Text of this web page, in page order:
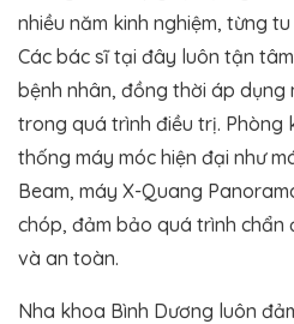
nhiều năm kinh nghiệm, từng
Các bác sĩ tại đây luôn tận
bệnh nhân, đồng thời áp dụng
trong quá trình điều trị. Phòng
thống máy móc hiện đại như
Beam, máy X-Quang
chóp, đảm bảo quá trình chẩn
và an toàn.
Nha khoa Bình Dương luôn